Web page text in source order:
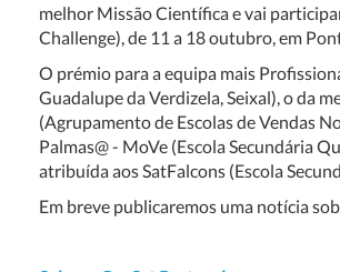
melhor Missão Científica e vai
Challenge), de 11 a 18 outubro, em
O prémio para a equipa mais
Guadalupe da Verdizela, Seixal), o da
(Agrupamento de Escolas de Vendas
Palmas@ - MoVe (Escola Secundária
atribuída aos SatFalcons (Escola
Em breve publicaremos uma notícia